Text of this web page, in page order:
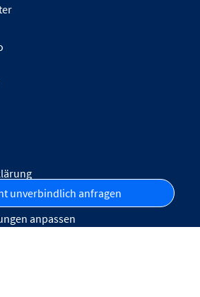
unverbindlich anfragen
anpassen